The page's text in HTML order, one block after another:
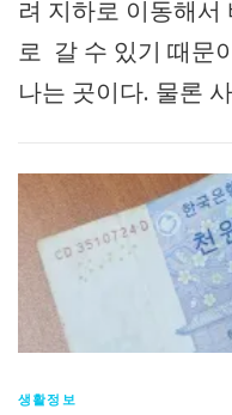
려 지하로 이동해서
로 갈 수 있기 때문
나는 곳이다. 물론
생활정보